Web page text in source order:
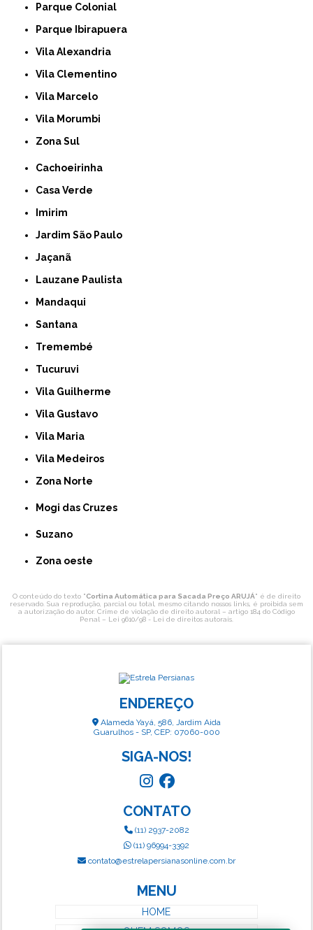
Parque Colonial
Parque Ibirapuera
Vila Alexandria
Vila Clementino
Vila Marcelo
Vila Morumbi
Zona Sul
Cachoeirinha
Casa Verde
Imirim
Jardim São Paulo
Jaçanã
Lauzane Paulista
Mandaqui
Santana
Tremembé
Tucuruvi
Vila Guilherme
Vila Gustavo
Vila Maria
Vila Medeiros
Zona Norte
Mogi das Cruzes
Suzano
Zona oeste
O conteúdo do texto "Cortina Automática para Sacada Preço ARUJÁ" é de direito
reservado. Sua reprodução, parcial ou total, mesmo citando nossos links, é proibida sem
a autorização do autor. Crime de violação de direito autoral – artigo 184 do Código
Penal – Lei 9610/98 - Lei de direitos autorais
ENDEREÇO
Alameda Yayá, 586, Jardim Aida
Guarulhos - SP, CEP: 07060-000
SIGA-NOS!
CONTATO
(11) 2937-2082
(11) 96994-3392
contato@estrelapersianasonline.com.br
MENU
HOME